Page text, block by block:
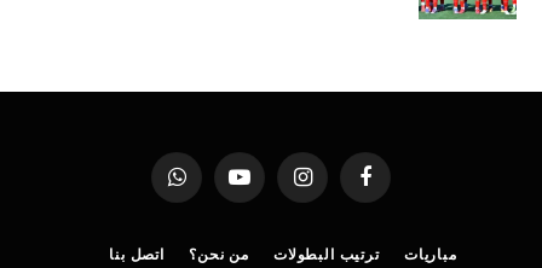
فيسبوك الانستغراميوتيوب واتساب
مباريات ترتيب البطولات من نحن؟ اتصل بنا